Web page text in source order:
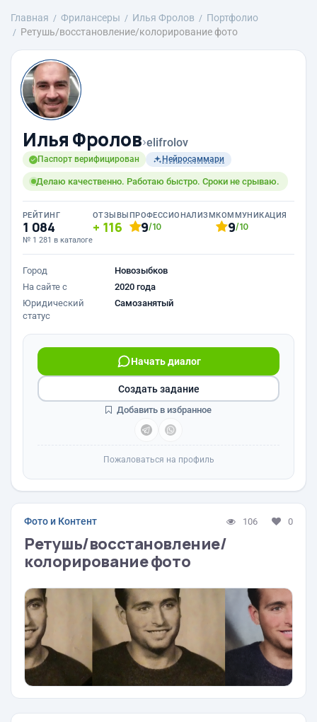
Главная Фрилансеры Илья Фролов
Портфолио
Ретушь/восстановление/колорирование фото
Илья Фролов›elifrolov
Паспорт верифицирован Нейросаммари
Делаю качественно. Работаю быстро. Сроки не срываю.
РЕЙТИНГ
1 084
№ 1 281 в каталоге
ОТЗЫВЫ
116
ПРОФЕССИОНАЛИЗМ
9/10
КОММУНИКАЦИЯ
9/10
Город
Новозыбков
На сайте с
2020 года
Юридический
статус
Самозанятый
Начать диалог
Создать задание
Добавить в избранное
Пожаловаться на профиль
Фото и Контент 106 0
Ретушь/восстановление/
колорирование фото